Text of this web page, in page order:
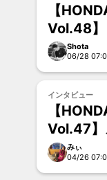
【
Vol.48】
Shota
06/28
インタビュー
【
Vol.47】
ん みぃ
04/26